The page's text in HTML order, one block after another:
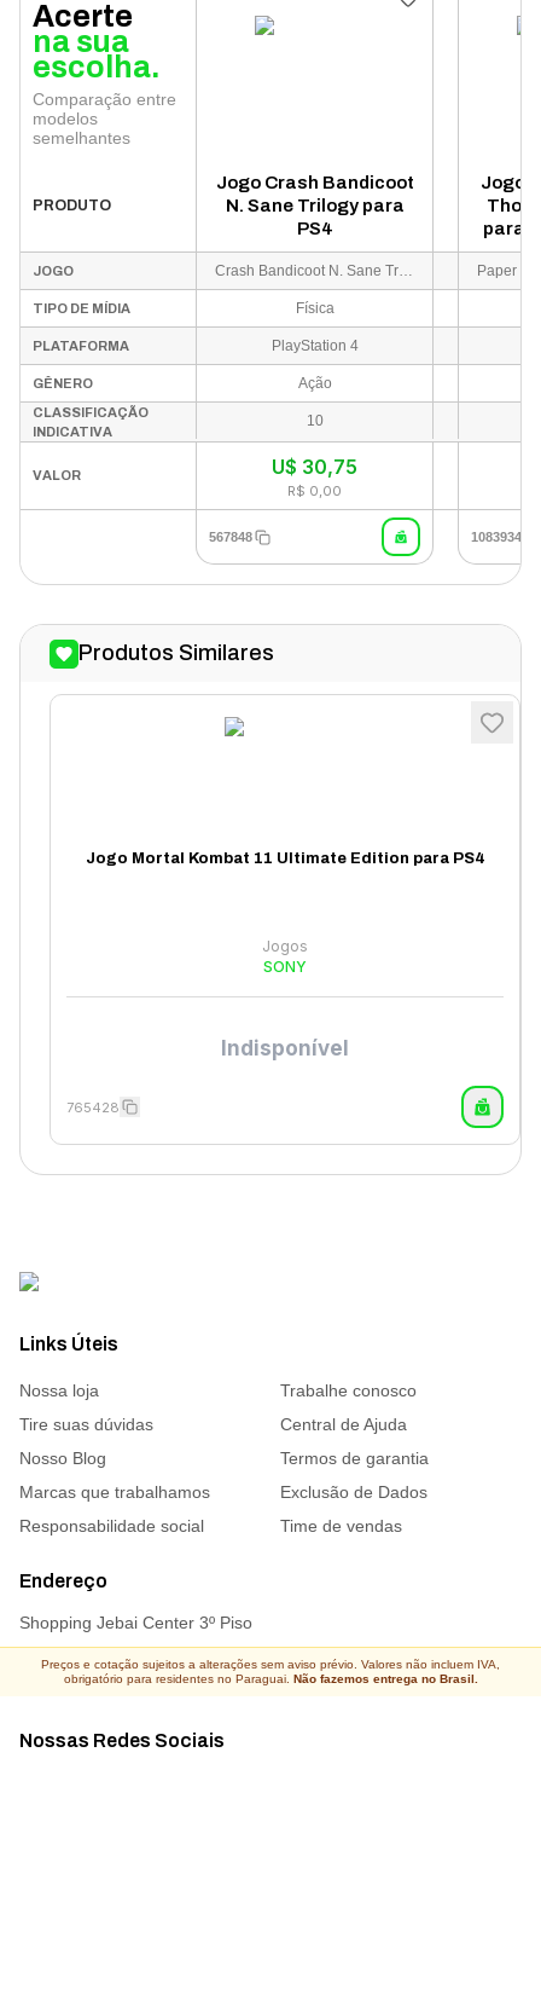
Acerte
na sua
escolha.
Comparação entre
modelos
semelhantes
PRODUTO
Jogo Crash Bandicoot
N. Sane Trilogy para
PS4
Jogo
para
JOGO Crash Bandicoot N. Sane Trilogy Goty
TIPO DE MÍDIA Física
PLATAFORMA PlayStation 4
GÊNERO Ação
CLASSIFICAÇÃO
INDICATIVA
10
VALOR U$ 30,75
R$ 0,00
567848 1083934
Produtos Similares
Jogo Mortal Kombat 11 Ultimate Edition para PS4
Jogos
SONY
Indisponível
765428
Links Úteis
Nossa loja
Trabalhe conosco
Tire suas dúvidas
Central de Ajuda
Nosso Blog
Termos de garantia
Marcas que trabalhamos
Exclusão de Dados
Responsabilidade social
Time de vendas
Endereço
Shopping Jebai Center 3º Piso
Nossas Redes Sociais
Preços e cotação sujeitos a alterações sem aviso prévio. Valores não incluem IVA,
obrigatório para residentes no Paraguai. Não fazemos entrega no Brasil.